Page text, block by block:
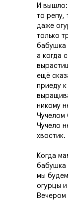
И вышло:
то репу,
даже
только
бабушка
а когда
ещё
приеду
никому
Чучелом
Чучело
хвостик.
Когда
бабушка
мы
огурцы
Вечером